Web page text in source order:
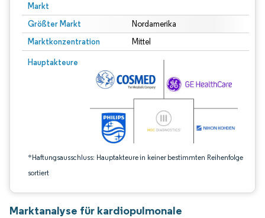
Markt
Größter Markt Nordamerika
Marktkonzentration Mittel
Hauptakteure
*Haftungsausschluss: Hauptakteure in keiner bestimmten Reihenfolge
sortiert
Bild © Mordor Intelligence. Wiederverwendung erfordert Namensnennung
Marktanalyse für kardiopulmonale